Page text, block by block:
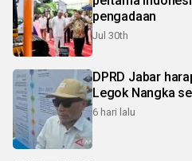
pengadaan
Jul 30th
DPRD Jabar
Legok Nangka
6 hari lalu